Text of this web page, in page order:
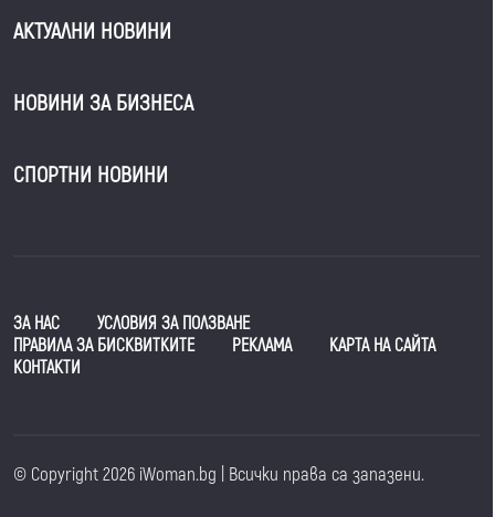
АКТУАЛНИ НОВИНИ
НОВИНИ ЗА БИЗНЕСА
СПОРТНИ НОВИНИ
ЗА НАС
УСЛОВИЯ ЗА ПОЛЗВАНЕ
ПРАВИЛА ЗА БИСКВИТКИТЕ
РЕКЛАМА
КАРТА НА САЙТА
КОНТАКТИ
© Copyright 2026 iWoman.bg | Всички права са запазени.